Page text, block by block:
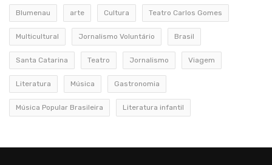
Blumenau arte Cultura Teatro Carlos Gomes
Multicultural Jornalismo Voluntário Brasil
Santa Catarina Teatro Jornalismo Viagem
Literatura Música Gastronomia
Música Popular Brasileira Literatura infantil